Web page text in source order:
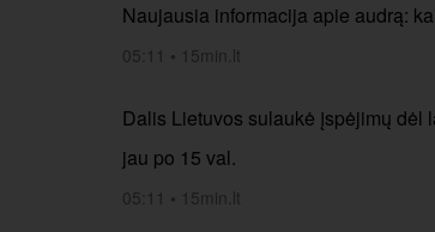
Naujausia informacija apie audrą:
05:11 • 15min.lt
Dalis Lietuvos sulaukė įspėjimų dėl
jau po 15 val.
05:11 • 15min.lt